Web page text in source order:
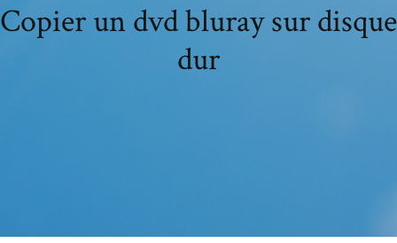
Copier un dvd bluray sur disque
dur